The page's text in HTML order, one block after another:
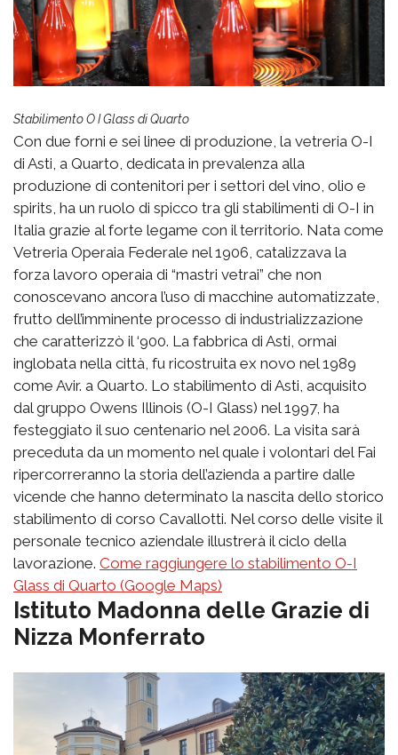
Stabilimento O I Glass di Quarto
Con due forni e sei linee di produzione, la vetreria O-I
di Asti, a Quarto, dedicata in prevalenza alla
produzione di contenitori per i settori del vino, olio e
spirits, ha un ruolo di spicco tra gli stabilimenti di O-I in
Italia grazie al forte legame con il territorio. Nata come
Vetreria Operaia Federale nel 1906, catalizzava la
forza lavoro operaia di “mastri vetrai” che non
conoscevano ancora l’uso di macchine automatizzate,
frutto dell’imminente processo di industrializzazione
che caratterizzò il ‘900. La fabbrica di Asti, ormai
inglobata nella città, fu ricostruita ex novo nel 1989
come Avir. a Quarto. Lo stabilimento di Asti, acquisito
dal gruppo Owens Illinois (O-I Glass) nel 1997, ha
festeggiato il suo centenario nel 2006. La visita sarà
preceduta da un momento nel quale i volontari del Fai
ripercorreranno la storia dell’azienda a partire dalle
vicende che hanno determinato la nascita dello storico
stabilimento di corso Cavallotti. Nel corso delle visite il
personale tecnico aziendale illustrerà il ciclo della
lavorazione. Come raggiungere lo stabilimento O-I
Glass di Quarto (Google Maps)
Istituto Madonna delle Grazie di
Nizza Monferrato